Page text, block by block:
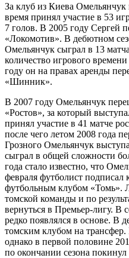
За клуб из Киева Омельянчук
время принял участие в 53
7 голов. В 2005 году Сергей
«Локомотив». В дебютном
Омельянчук сыграл в 13
количество игрового
году он на правах аренды
«Шинник».
В 2007 году Омельянчук
«Ростов», за который
принял участие в 41 матче
после чего летом 2008 года
Грозного Омельянчук
сыграл в общей сложности
года стало известно, что
февраля футболист подписал
футбольным клубом «Томь».
томской команды и по
вернуться в Премьер-лигу. В
редко появлялся в основе. В
томским клубом на трансфер.
однако в первой половине
по окончании сезона